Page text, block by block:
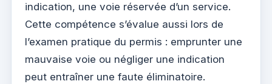
indication, une voie réservée d’un service.
Cette compétence s’évalue aussi lors de
l’examen pratique du permis : emprunter une
mauvaise voie ou négliger une indication
peut entraîner une faute éliminatoire.